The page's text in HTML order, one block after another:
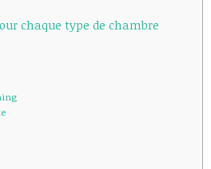
chaque type de chambre